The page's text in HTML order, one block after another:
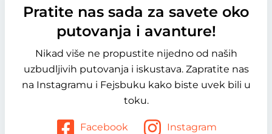
Pratite nas sada za savete oko
putovanja i avanture!
Nikad više ne propustite nijedno od naših
uzbudljivih putovanja i iskustava. Zapratite nas
na Instagramu i Fejsbuku kako biste uvek bili u
toku.
Facebook Instagram